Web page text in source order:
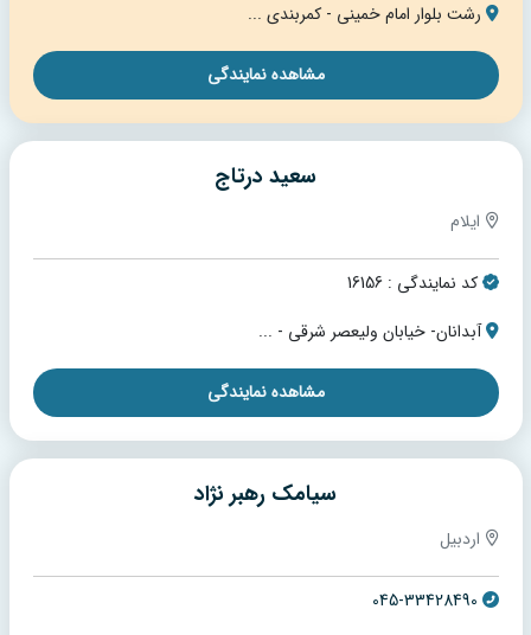
رشت بلوار امام خمینی - کمربندی ...
مشاهده نمایندگی
سعید درتاج
ایلام
کد نمایندگی : 16156
آبدانان- خیابان ولیعصر شرقی - ...
مشاهده نمایندگی
سیامک رهبر نژاد
اردبیل
045-33428490